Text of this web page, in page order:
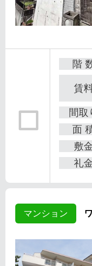
階
賃
間取
面
敷
礼
マンション